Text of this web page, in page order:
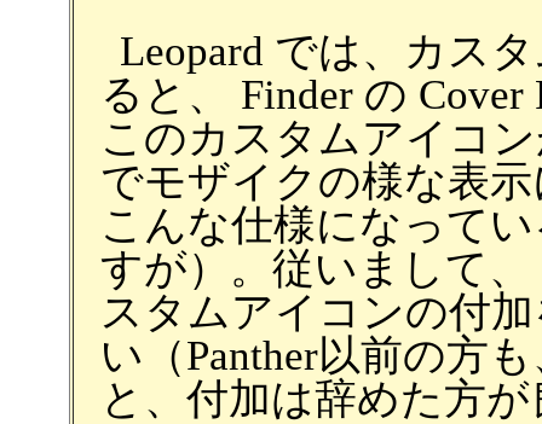
Leopard では、カス
ると、 Finder の
このカスタムアイコ
でモザイクの様な表
こんな仕様になって
すが）。従いまして
スタムアイコンの付
い（Panther以前の方
と、付加は辞めた方